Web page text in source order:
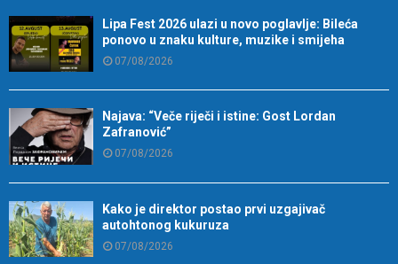
Lipa Fest 2026 ulazi u novo poglavlje: Bileća
ponovo u znaku kulture, muzike i smijeha
07/08/2026
Najava: “Veče riječi i istine: Gost Lordan
Zafranović”
07/08/2026
Kako je direktor postao prvi uzgajivač
autohtonog kukuruza
07/08/2026